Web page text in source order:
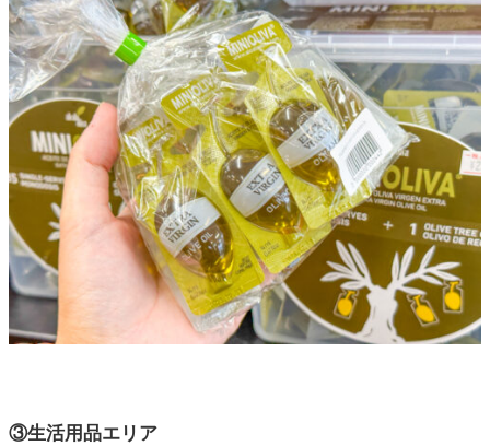
③生活用品エリア